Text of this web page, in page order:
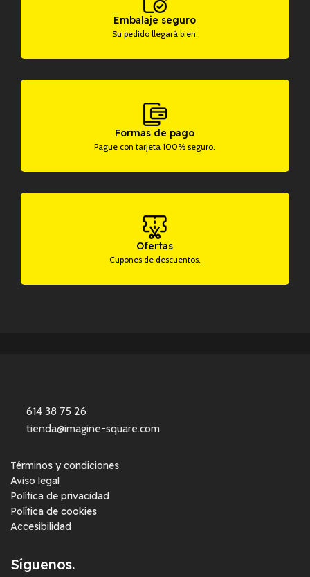
Embalaje seguro
Su pedido llegará bien.
Formas de pago
Pague con tarjeta 100% seguro.
Ofertas
Cupones de descuentos.
614 38 75 26
tienda@imagine-square.com
Términos y condiciones
Aviso legal
Política de privacidad
Política de cookies
Accesibilidad
Síguenos.